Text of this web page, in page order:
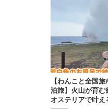
【わんこと全国
泊旅】火山が育む
オステリアで叶え